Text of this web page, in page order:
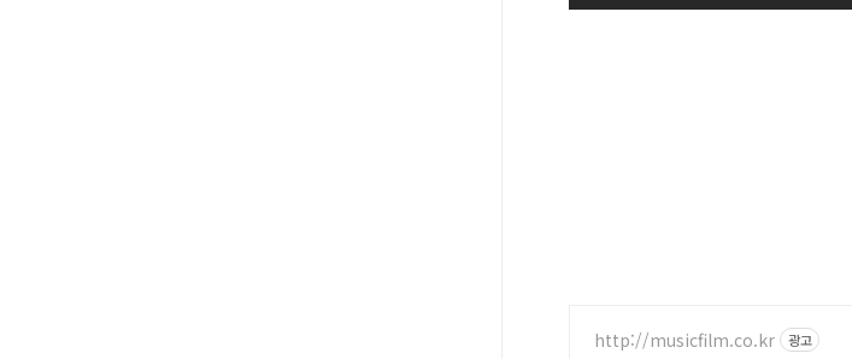
http://musicfilm.co.kr 광고